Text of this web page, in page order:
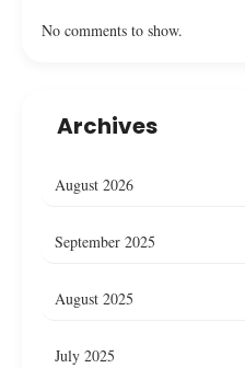
No comments to show.
Archives
August 2026
September 2025
August 2025
July 2025